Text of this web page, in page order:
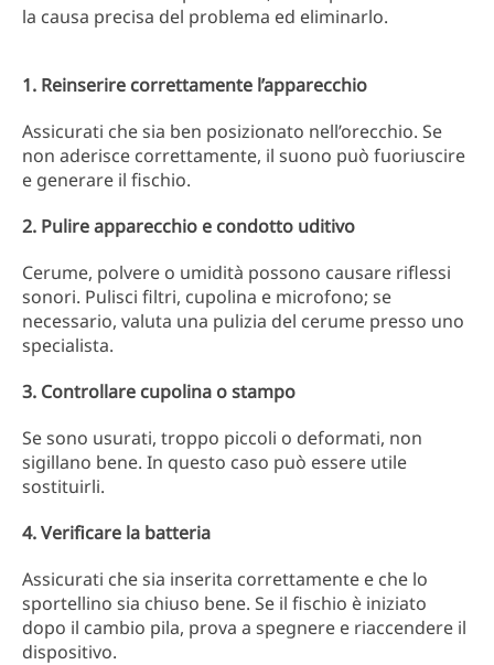
la causa precisa del problema ed eliminarlo.
1. Reinserire correttamente l’apparecchio
Assicurati che sia ben posizionato nell’orecchio. Se
non aderisce correttamente, il suono può fuoriuscire
e generare il fischio.
2. Pulire apparecchio e condotto uditivo
Cerume, polvere o umidità possono causare riflessi
sonori. Pulisci filtri, cupolina e microfono; se
necessario, valuta una pulizia del cerume presso uno
specialista.
3. Controllare cupolina o stampo
Se sono usurati, troppo piccoli o deformati, non
sigillano bene. In questo caso può essere utile
sostituirli.
4. Verificare la batteria
Assicurati che sia inserita correttamente e che lo
sportellino sia chiuso bene. Se il fischio è iniziato
dopo il cambio pila, prova a spegnere e riaccendere il
dispositivo.